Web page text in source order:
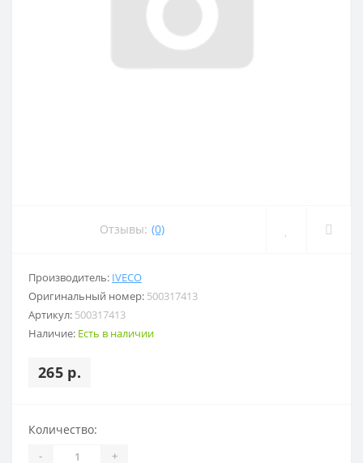
Отзывы: (0)
Производитель: IVECO
Оригинальный номер: 500317413
Артикул: 500317413
Наличие: Есть в наличии
265 р.
Количество:
- +